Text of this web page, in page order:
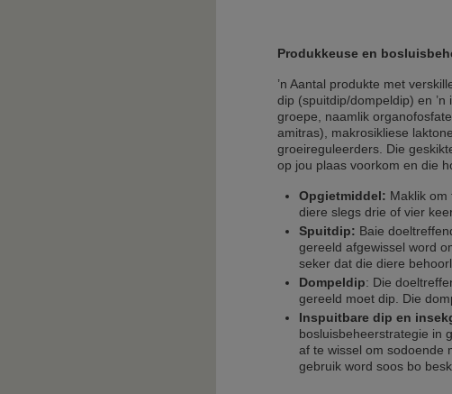
Produkkeuse en
’n Aantal produkte met
dip (spuitdip/dompeldip) en
groepe, naamlik
amitras), makrosikliese
groeireguleerders. Die
op jou plaas voorkom en die
Opgietmiddel: Maklik om
diere slegs drie of vier
Spuitdip: Baie
gereeld afgewissel word
seker dat die diere
Dompeldip: Die
gereeld moet dip. Die
Inspuitbare dip en
bosluisbeheerstrategie in
af te wissel om sodoende
gebruik word soos bo